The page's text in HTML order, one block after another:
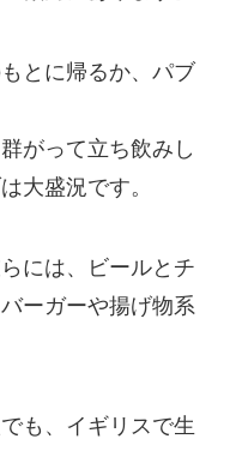
とに帰るか、 パブ
がって立ち飲みし
大盛況です。
には、ビールとチ
ーガーや揚げ物系
も、イギリスで生